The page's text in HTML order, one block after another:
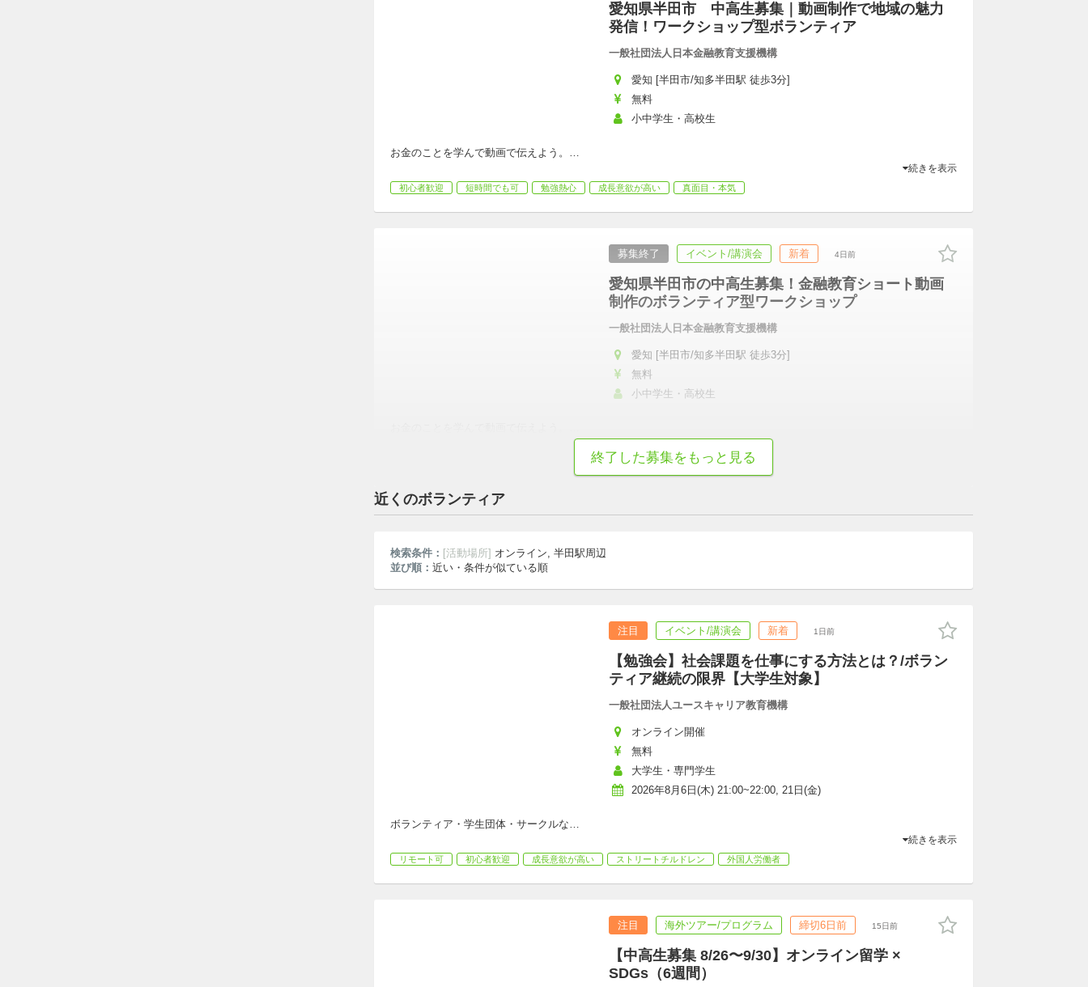
愛知県半田市 中高生募集｜動画制作で地域の魅力
発信！ワークショップ型ボランティア
一般社団法人日本金融教育支援機構
愛知 [半田市/知多半田駅 徒歩3分]
無料
小中学生・高校生
お金のことを学んで動画で伝えよう。 …
続きを表示
初心者歓迎 短時間でも可 勉強熱心 成長意欲が高い 真面目・本気
募集終了 イベント/講演会 新着 4日前
愛知県半田市の中高生募集！金融教育ショート動画
制作のボランティア型ワークショップ
一般社団法人日本金融教育支援機構
愛知 [半田市/知多半田駅 徒歩3分]
無料
小中学生・高校生
成長意欲が高い 真面目・本気
終了した募集をもっと見る
近くのボランティア
検索条件： [活動場所] オンライン, 半田駅周辺
並び順： 近い・条件が似ている順
注目 イベント/講演会 新着 1日前
【勉強会】社会課題を仕事にする方法とは？/ボラン
ティア継続の限界【大学生対象】
一般社団法人ユースキャリア教育機構
オンライン開催
無料
大学生・専門学生
2026年8月6日(木) 21:00~22:00, 21日(金)
ボランティア・学生団体・サークルな…
続きを表示
リモート可 初心者歓迎 成長意欲が高い ストリートチルドレン 外国人労働者
注目 海外ツアー/プログラム 締切6日前 15日前
【中高生募集 8/26〜9/30】オンライン留学 ×
SDGs（6週間）